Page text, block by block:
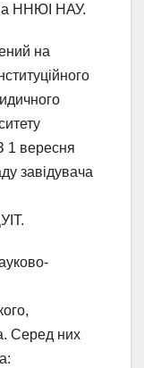
ННЮІ НАУ.
на
1 вересня
завідувача
Серед них